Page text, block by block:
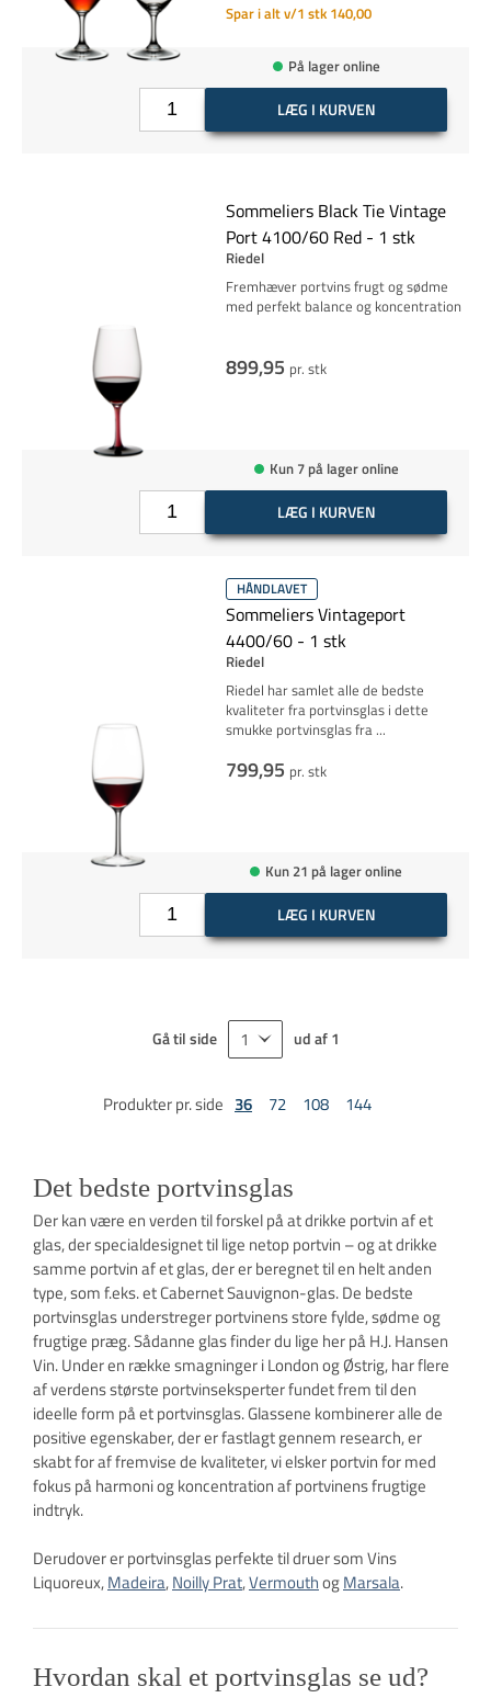
Spar i alt v/1 stk 140,00
På lager online
LÆG I KURVEN
Sommeliers Black Tie Vintage
Port 4100/60 Red - 1 stk
Riedel
Fremhæver portvins frugt og sødme
med perfekt balance og koncentration
899,95 pr. stk
Kun 7 på lager online
LÆG I KURVEN
HÅNDLAVET
Sommeliers Vintageport
4400/60 - 1 stk
Riedel
Riedel har samlet alle de bedste
kvaliteter fra portvinsglas i dette
smukke portvinsglas fra ...
799,95 pr. stk
Kun 21 på lager online
LÆG I KURVEN
Gå til side ud af 1
Produkter pr. side 36 72 108 144
Det bedste portvinsglas
Der kan være en verden til forskel på at drikke portvin af et
glas, der specialdesignet til lige netop portvin – og at drikke
samme portvin af et glas, der er beregnet til en helt anden
type, som f.eks. et Cabernet Sauvignon-glas. De bedste
portvinsglas understreger portvinens store fylde, sødme og
frugtige præg. Sådanne glas finder du lige her på H.J. Hansen
Vin. Under en række smagninger i London og Østrig, har flere
af verdens største portvinseksperter fundet frem til den
ideelle form på et portvinsglas. Glassene kombinerer alle de
positive egenskaber, der er fastlagt gennem research, er
skabt for af fremvise de kvaliteter, vi elsker portvin for med
fokus på harmoni og koncentration af portvinens frugtige
indtryk.
Derudover er portvinsglas perfekte til druer som Vins
Liquoreux,Madeira,Noilly Prat,VermouthogMarsala.
Hvordan skal et portvinsglas se ud?